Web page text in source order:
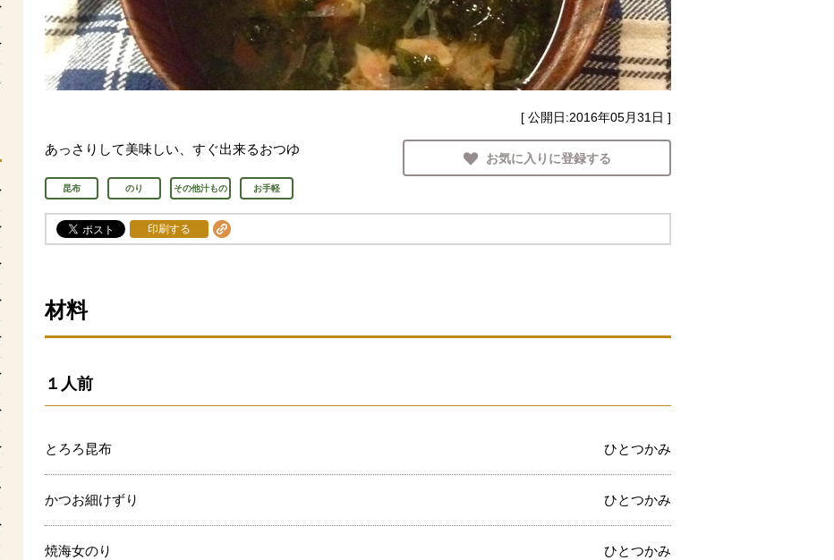
[ 公開日:2016年05月31日 ]
あっさりして美味しい、すぐ出来るおつゆ
昆布 のり その他汁もの お手軽
お気に入りに登録する
印刷する
材料
１人前
とろろ昆布 ひとつかみ
かつお細けずり ひとつかみ
焼海女のり ひとつかみ